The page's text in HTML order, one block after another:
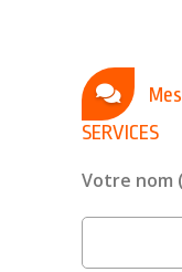
SERVICES
Votre nom